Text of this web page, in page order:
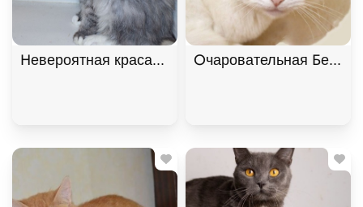
Невероятная красавица Ксюша МурМяу ищет
Очаровательная